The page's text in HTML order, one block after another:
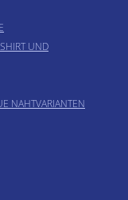
UND
NAHTVARIANTEN